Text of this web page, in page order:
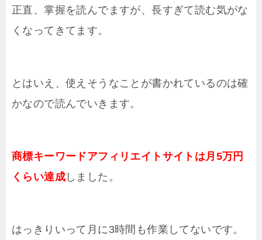
正直、掌握を読んでますが、長すぎて読む気がな
くなってきてます。
とはいえ、使えそうなことが書かれているのは確
かなので読んでいきます。
商標キーワードアフィリエイトサイトは月5万円
くらい達成 しました。
はっきりいって月に3時間も作業してないです。